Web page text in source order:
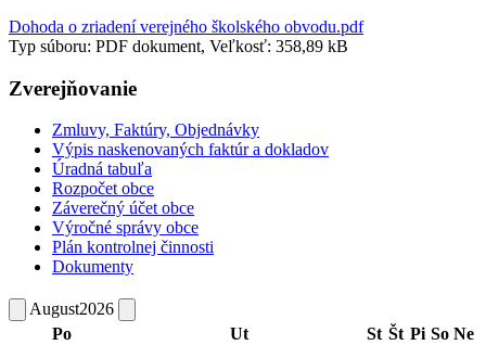
Dohoda o zriadení verejného školského obvodu.pdf
Typ súboru: PDF dokument, Veľkosť: 358,89 kB
Zverejňovanie
Zmluvy, Faktúry, Objednávky
Výpis naskenovaných faktúr a dokladov
Úradná tabuľa
Rozpočet obce
Záverečný účet obce
Výročné správy obce
Plán kontrolnej činnosti
Dokumenty
August2026
Po
Ut St Št Pi So Ne